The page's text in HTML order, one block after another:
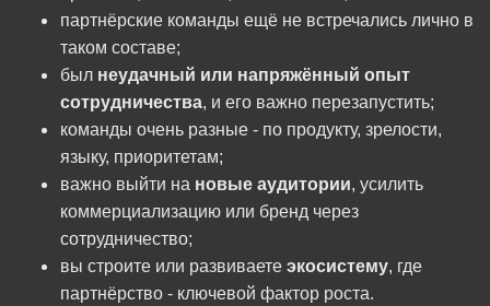
партнёрские команды ещё не встречались лично в
таком составе;
был неудачный или напряжённый опыт
сотрудничества, и его важно перезапустить;
команды очень разные - по продукту, зрелости,
языку, приоритетам;
важно выйти на новые аудитории, усилить
коммерциализацию или бренд через
сотрудничество;
вы строите или развиваете экосистему, где
партнёрство - ключевой фактор роста.